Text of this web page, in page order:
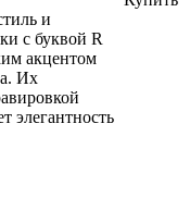
и
с буквой R
акцентом
Их
элегантность